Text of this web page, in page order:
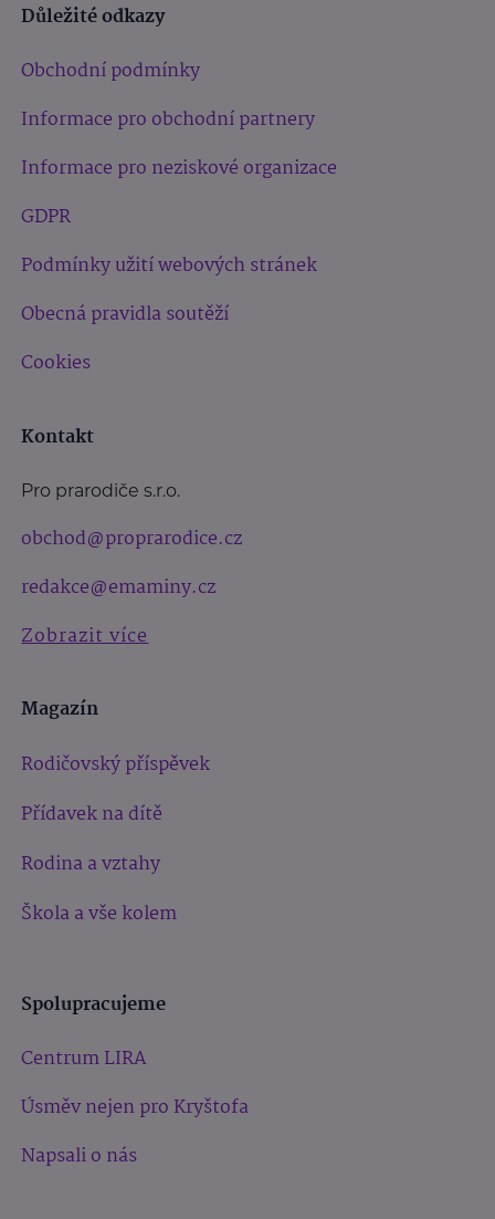
Důležité odkazy
Obchodní podmínky
Informace pro obchodní partnery
Informace pro neziskové organizace
GDPR
Podmínky užití webových stránek
Obecná pravidla soutěží
Cookies
Kontakt
Pro prarodiče s.r.o.
obchod@proprarodice.cz
redakce@emaminy.cz
Zobrazit více
Magazín
Rodičovský příspěvek
Přídavek na dítě
Rodina a vztahy
Škola a vše kolem
Spolupracujeme
Centrum LIRA
Úsměv nejen pro Kryštofa
Napsali o nás